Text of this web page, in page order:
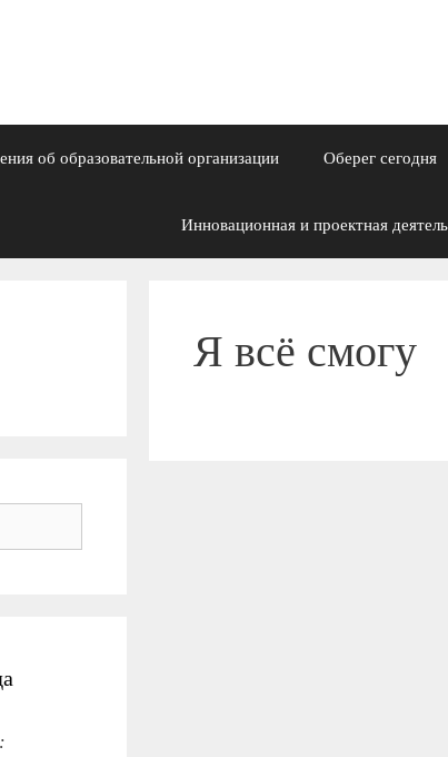
об образовательной организации Оберег сегодня
Инновационная и проектная
Я всё смогу